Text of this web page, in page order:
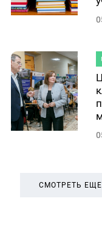
СМОТРЕТЬ ЕЩЕ